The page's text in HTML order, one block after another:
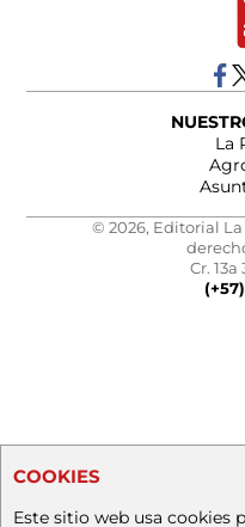
La
© 2026, Editorial La
Cr.
COOKIES
Este sitio web usa cookies